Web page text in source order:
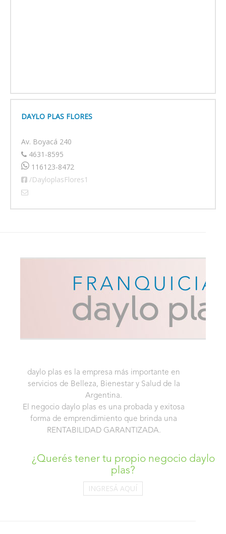
DAYLO PLAS FLORES
Av. Boyacá 240
4631-8595
116123-8472
/DayloplasFlores1
daylo plas es la empresa más importante en
servicios de Belleza, Bienestar y Salud de la
Argentina.
El negocio daylo plas es una probada y exitosa
forma de emprendimiento que brinda una
RENTABILIDAD GARANTIZADA.
¿Querés tener tu propio negocio daylo
plas?
INGRESÁ AQUÍ